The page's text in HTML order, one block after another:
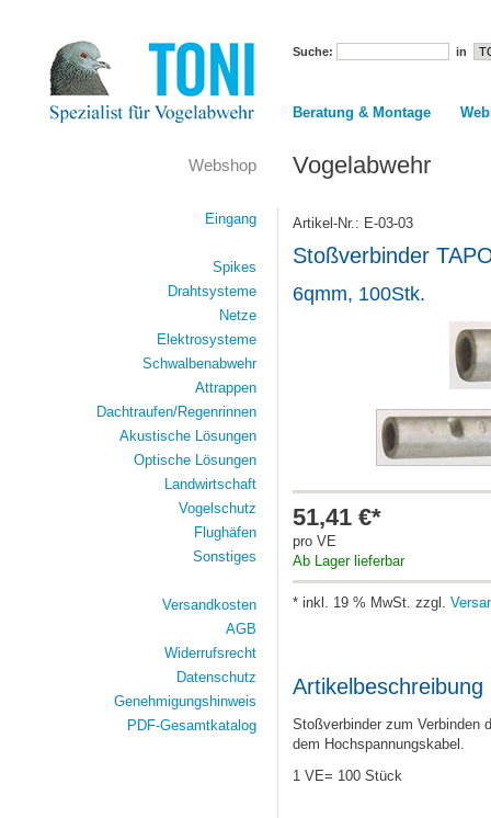
Suche: in
Beratung & Montage
Vogelabwehr
Artikel-Nr.: E-03-03
Stoßverbinder
6qmm, 100Stk.
51,41 €*
pro VE
Ab Lager lieferbar
* inkl. 19 % MwSt. zzgl.
Artikelbeschreibung
Stoßverbinder zum Verbinden
dem Hochspannungskabel.
1 VE= 100 Stück
Webshop
Eingang
Spikes
Drahtsysteme
Netze
Elektrosysteme
Schwalbenabwehr
Attrappen
Dachtraufen/Regenrinnen
Akustische Lösungen
Optische Lösungen
Landwirtschaft
Vogelschutz
Flughäfen
Sonstiges
Versandkosten
AGB
Widerrufsrecht
Datenschutz
Genehmigungshinweis
PDF-Gesamtkatalog